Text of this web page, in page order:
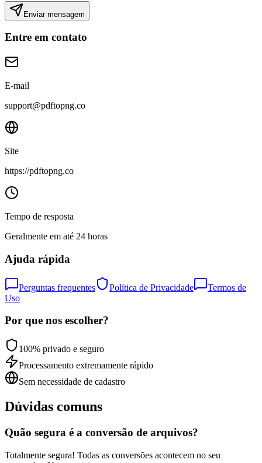
Enviar mensagem
Entre em contato
E-mail
support@pdftopng.co
Site
https://pdftopng.co
Tempo de resposta
Geralmente em até 24 horas
Ajuda rápida
Perguntas frequentes Política de Privacidade
Termos de
Uso
Por que nos escolher?
100% privado e seguro
Processamento extremamente rápido
Sem necessidade de cadastro
Dúvidas comuns
Quão segura é a conversão de arquivos?
Totalmente segura! Todas as conversões acontecem no seu